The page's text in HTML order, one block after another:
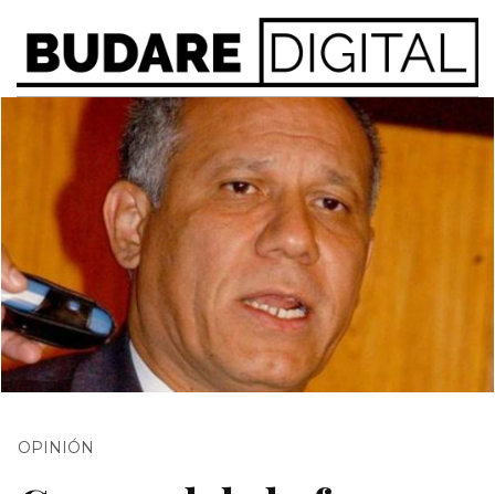
OPINIÓN